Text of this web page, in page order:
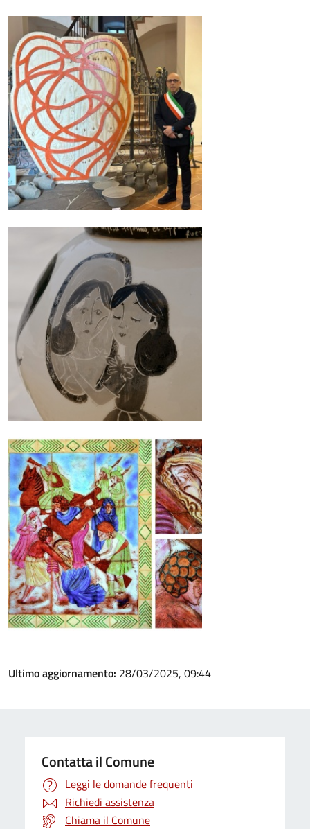
Ultimo aggiornamento: 28/03/2025, 09:44
Contatta il Comune
Leggi le domande frequenti
Richiedi assistenza
Chiama il Comune